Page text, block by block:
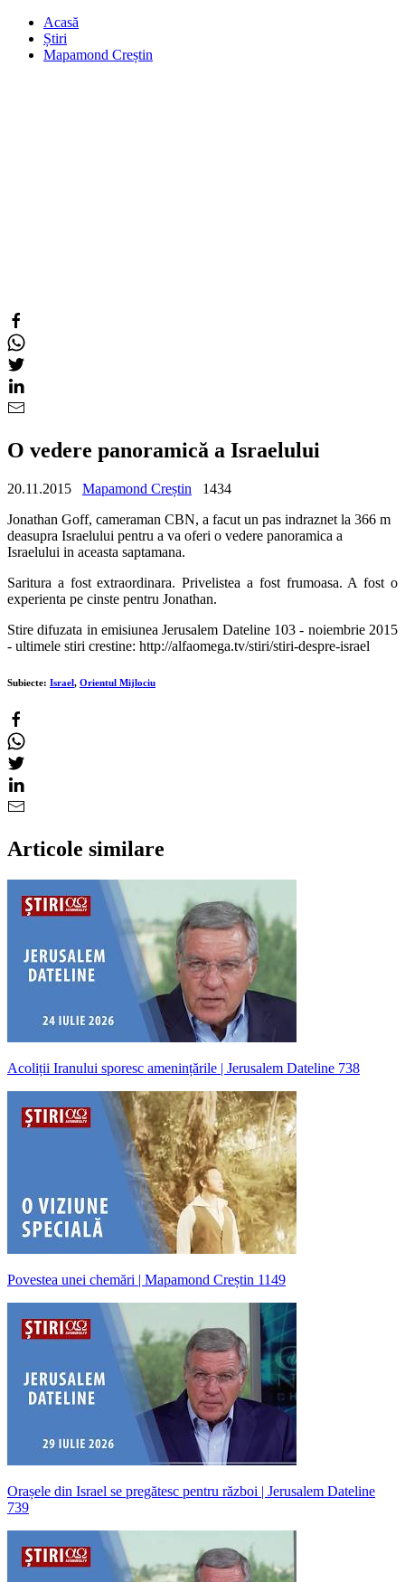
Acasă
Știri
Mapamond Creștin
O vedere panoramică a Israelului
20.11.2015 Mapamond Creștin
1434
Jonathan Goff, cameraman CBN, a facut un pas indraznet la 366 m
deasupra Israelului pentru a va oferi o vedere panoramica a
Israelului in aceasta saptamana.
Saritura a fost extraordinara. Privelistea a fost frumoasa. A fost o
experienta pe cinste pentru Jonathan.
Stire difuzata in emisiunea Jerusalem Dateline 103 - noiembrie 2015
- ultimele stiri crestine: http://alfaomega.tv/stiri/stiri-despre-israel
Subiecte: Israel, Orientul Mijlociu
Articole similare
Acoliții Iranului sporesc amenințările | Jerusalem Dateline 738
Povestea unei chemări | Mapamond Creștin 1149
Orașele din Israel se pregătesc pentru război | Jerusalem Dateline
739